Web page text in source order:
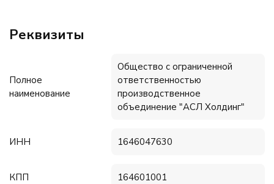
Реквизиты
Полное
наименование
Общество с ограниченной
ответственностью
производственное
объединение "АСЛ Холдинг"
ИНН 1646047630
КПП 164601001